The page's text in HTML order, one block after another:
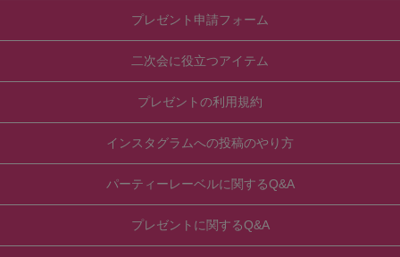
プレゼント申請フォーム
二次会に役立つアイテム
プレゼントの利用規約
インスタグラムへの投稿のやり方
パーティーレーベルに関するQ&A
プレゼントに関するQ&A